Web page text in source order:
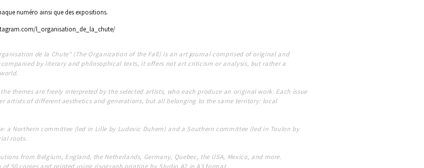
numéro ainsi que des expositions.
l_organisation_de_la_chute/
de la Chute" (The Organization of the Fall) is an art journal comprised of original and
by literary and philosophical texts, it offers not art criticism or analysis, but rather a
themes are freely interpreted by the selected artists, who each produce an original work. Each issue
artists of different aesthetics and generations, but all belonging to the same territory: local
a Northern committee (led in Lille by Ludovic Duhem) and a Southern committee (led in Toulon by
roots.
from Belgium, England, the Netherlands, Germany, Quebec, the USA, Mexico, and more.
50 copies and printed using risograph printing by Studio A2 in A3 format.